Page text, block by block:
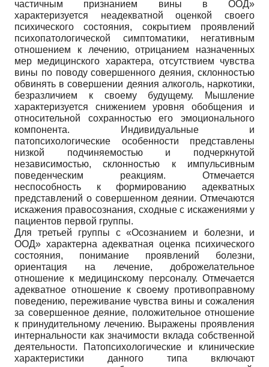
частичным признанием вины в ООД»
характеризуется неадекватной оценкой своего
психического состояния, сокрытием проявлений
психопатологической симптоматики, негативным
отношением к лечению, отрицанием назначенных
мер медицинского характера, отсутствием чувства
вины по поводу совершенного деяния, склонностью
обвинять в совершении деяния алкоголь, наркотики,
безразличием к своему будущему. Мышление
характеризуется снижением уровня обобщения и
относительной сохранностью его эмоционального
компонента. Индивидуальные и
патопсихологические особенности представлены
низкой подчиняемостью и подчеркнутой
независимостью, склонностью к импульсивным
поведенческим реакциям. Отмечается
неспособность к формированию адекватных
представлений о совершенном деянии. Отмечаются
искажения правосознания, сходные с искажениями у
пациентов первой группы.
Для третьей группы с «Осознанием и болезни, и
ООД» характерна адекватная оценка психического
состояния, понимание проявлений болезни,
ориентация на лечение, доброжелательное
отношение к медицинскому персоналу. Отмечается
адекватное отношение к своему противоправному
поведению, переживание чувства вины и сожаления
за совершенное деяние, положительное отношение
к принудительному лечению. Выражены проявления
интернальности как значимости вклада собственной
деятельности. Патопсихологические и клинические
характеристики данного типа включают